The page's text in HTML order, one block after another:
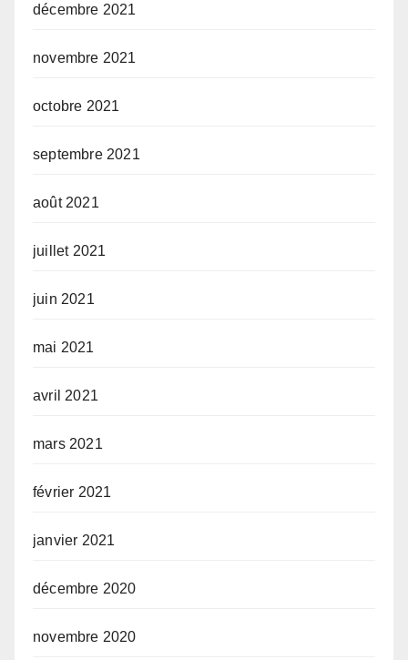
décembre 2021
novembre 2021
octobre 2021
septembre 2021
août 2021
juillet 2021
juin 2021
mai 2021
avril 2021
mars 2021
février 2021
janvier 2021
décembre 2020
novembre 2020